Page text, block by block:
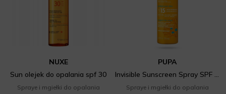
NUXE
Sun olejek do opalania spf 30
Spraye i mgiełki do opalania
PUPA
Invisible Sunscreen Spray SPF 15
Spraye i mgiełki do opalania